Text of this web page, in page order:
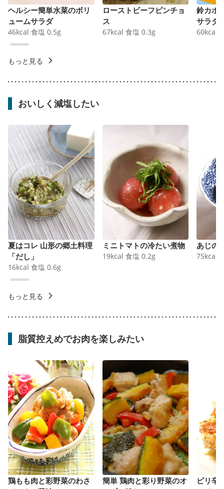
ヘルシー簡単水菜のボリ
ュームサラダ
46kcal 食塩 0.5g
ローストビーフピンチョ
ス
67kcal 食塩 0.3g
鈴カボ
サラダ
60kcal
もっと見る
おいしく減塩したい
夏はコレ 山形の郷土料理
「だし」
16kcal 食塩 0.6g
ミニトマトの冷たい煮物
19kcal 食塩 0.2g
あじの
75kcal
もっと見る
脂質控えめでお肉を楽しみたい
鶏もも肉と彩野菜のわさ
簡単 鶏肉と彩り野菜のオ
ピリ辛